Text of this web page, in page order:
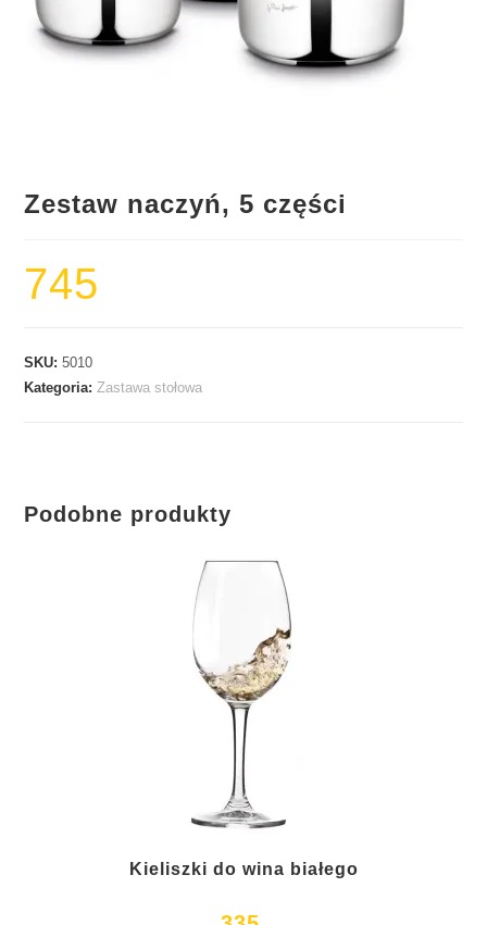
Zestaw naczyń, 5 części
745
SKU:5010
Kategoria:Zastawa stołowa
Podobne produkty
Kieliszki do wina białego